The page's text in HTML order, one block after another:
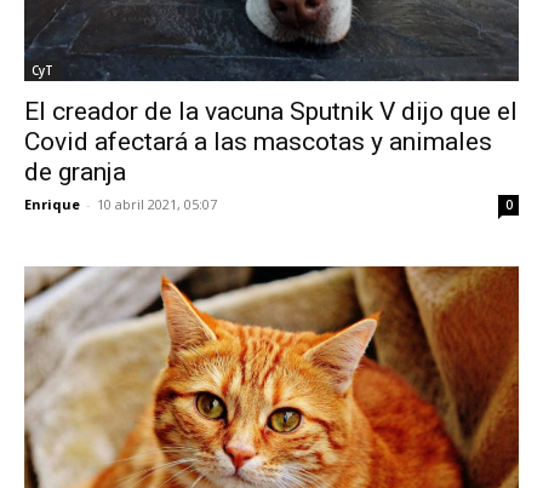
CyT
El creador de la vacuna Sputnik V dijo que el
Covid afectará a las mascotas y animales
de granja
Enrique - 10 abril 2021, 05:07 0